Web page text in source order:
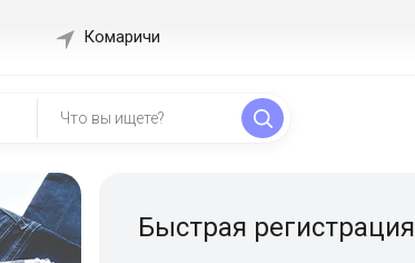
Комаричи
Быстрая регистрация